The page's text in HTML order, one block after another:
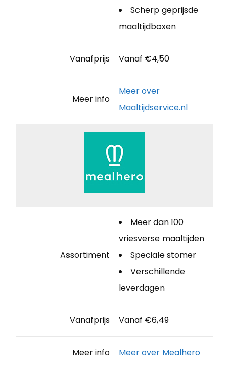
Scherp geprijsde
maaltijdboxen
Vanafprijs Vanaf €4,50
Meer info
Meer over
Maaltijdservice.nl
Assortiment
Meer dan 100
vriesverse maaltijden
Speciale stomer
Verschillende
leverdagen
Vanafprijs Vanaf €6,49
Meer info Meer over Mealhero